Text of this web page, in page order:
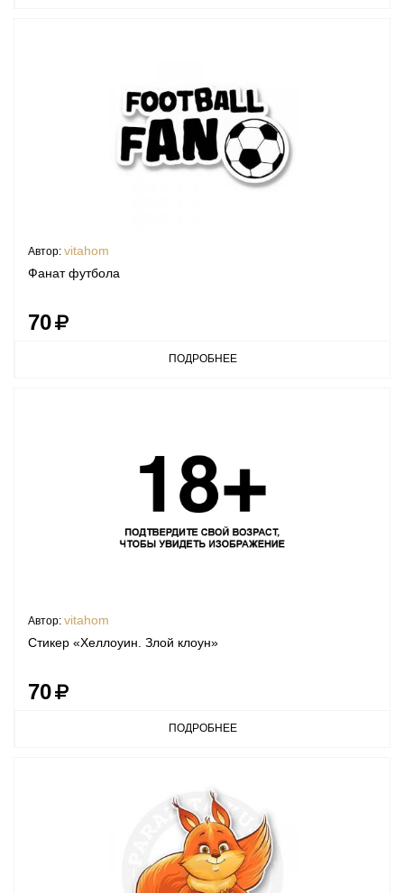
Автор: vitahom
Фанат футбола
70
ПОДРОБНЕЕ
Автор: vitahom
Стикер «Хеллоуин. Злой клоун»
70
ПОДРОБНЕЕ